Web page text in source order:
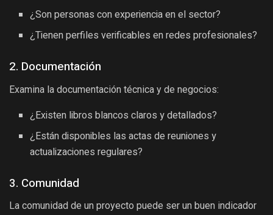
¿Son personas con experiencia en el sector?
¿Tienen perfiles verificables en redes profesionales?
2. Documentación
Examina la documentación técnica y de negocios:
¿Existen libros blancos claros y detallados?
¿Están disponibles las actas de reuniones y
actualizaciones regulares?
3. Comunidad
La comunidad de un proyecto puede ser un buen indicador